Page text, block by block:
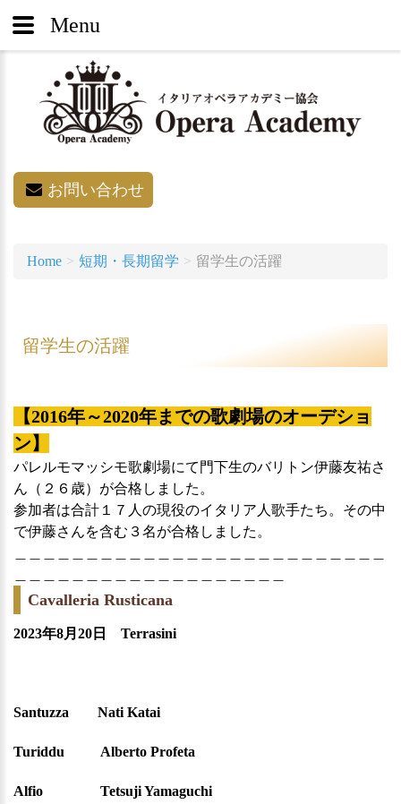
お問い合わせ
Home 短期・長期留学 留学生の活躍
留学生の活躍
【2016年～2020年までの歌劇場のオーデショ
ン】
パレルモマッシモ歌劇場にて門下生のバリトン伊藤友祐さ
ん（２６歳）が合格しました。
参加者は合計１７人の現役のイタリア人歌手たち。その中
で伊藤さんを含む３名が合格しました。
Cavalleria Rusticana
2023年8月20日 Terrasini
Santuzza Nati Katai
Turiddu Alberto Profeta
Alfio Tetsuji Yamaguchi
Menu